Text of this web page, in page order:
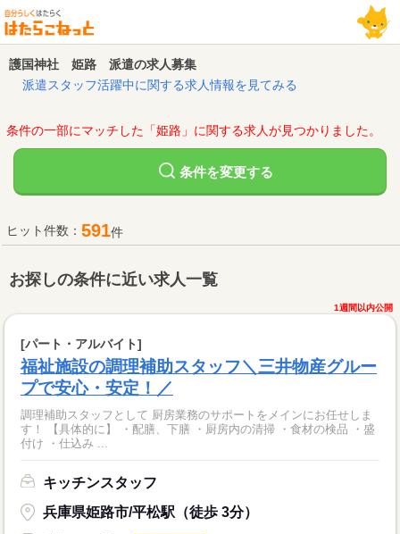
護国神社 姫路 派遣の求人募集
派遣スタッフ活躍中に関する求人情報を見てみる
条件の一部にマッチした「姫路」に関する求人が見つかりました。
条件を変更する
ヒット件数： 591件
お探しの条件に近い求人一覧
1週間以内公開
[パート・アルバイト]
福祉施設の調理補助スタッフ＼三井物産グルー
プで安心・安定！／
調理補助スタッフとして 厨房業務のサポートをメインにお任せしま
す！ 【具体的に】 ・配膳、下膳 ・厨房内の清掃 ・食材の検品 ・盛
付け ・仕込み ...
キッチンスタッフ
兵庫県姫路市/平松駅（徒歩 3分）